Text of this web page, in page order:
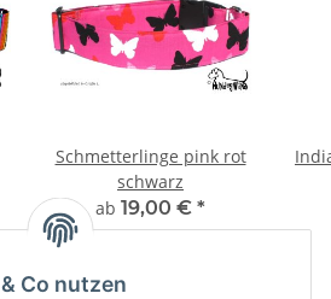
Schmetterlinge pink rot
schwarz
ab 19,00 € *
Co nutzen